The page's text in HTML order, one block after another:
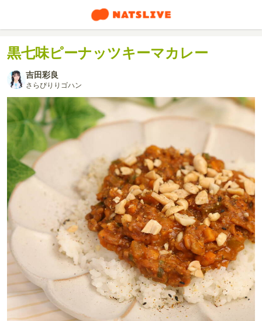
黒七味ピーナッツキーマカレー
吉田彩良
さらぴりりゴハン